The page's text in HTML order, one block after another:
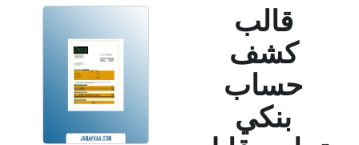
قالب
كشف
حساب
بنكي